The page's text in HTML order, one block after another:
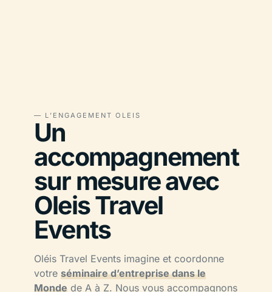
— L’ENGAGEMENT OLEIS
Un
accompagnement
sur mesure avec
Oleis Travel
Events
Oléis Travel Events imagine et coordonne
votre séminaire d’entreprise dans le
Monde de A à Z. Nous vous accompagnons